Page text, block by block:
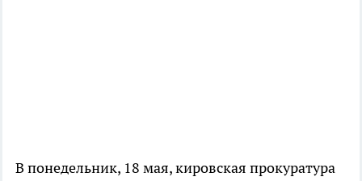
В понедельник, 18 мая, кировская прокуратура